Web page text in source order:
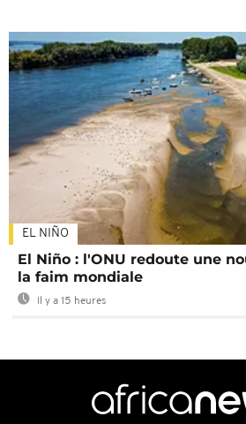
EL NIÑO
El Niño : l'ONU redoute une
la faim mondiale
Il y a 15 heures